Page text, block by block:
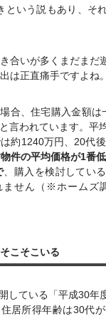
という説もあり、そ
合いが多くまだまだ
は正直痛手ですよね。
合、住宅購入金額は
言われています。平
約1240万円、20代
件の平均価格が1番
、購入を検討してい
ません（※ホームズ
こそこいる
している「平成30
居所得年齢は30代